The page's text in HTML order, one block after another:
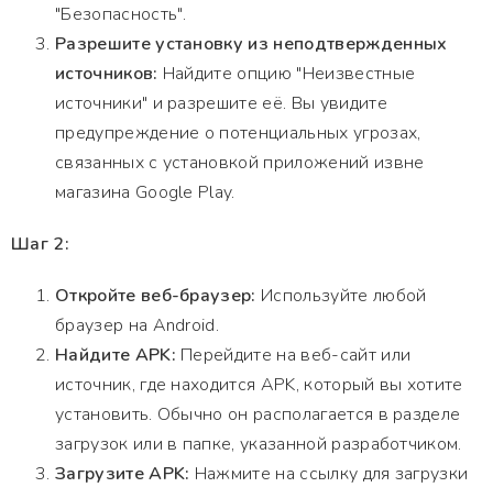
"Безопасность".
Разрешите установку из неподтвержденных
источников: Найдите опцию "Неизвестные
источники" и разрешите её. Вы увидите
предупреждение о потенциальных угрозах,
связанных с установкой приложений извне
магазина Google Play.
Шаг 2:
Откройте веб-браузер: Используйте любой
браузер на Android.
Найдите APK: Перейдите на веб-сайт или
источник, где находится APK, который вы хотите
установить. Обычно он располагается в разделе
загрузок или в папке, указанной разработчиком.
Загрузите APK: Нажмите на ссылку для загрузки